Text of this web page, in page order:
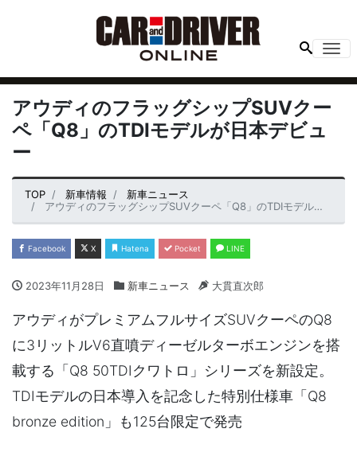
アウディのフラッグシップSUVクー
ペ「Q8」のTDIモデルが日本デビュ
ー
TOP 新車情報
新車ニュース
アウディのフラッグシップSUVクーペ「Q8」のTDIモデルが日本デビュー
Facebook X Hatena Pocket LINE
2023年11月28日 新車ニュース 大貫直次郎
アウディがプレミアムフルサイズSUVクーペのQ8
に3リットルV6直噴ディーゼルターボエンジンを搭
載する「Q8 50TDIクワトロ」シリーズを新設定。
TDIモデルの日本導入を記念した特別仕様車「Q8
bronze edition」も125台限定で発売